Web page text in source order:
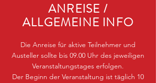
ANREISE /
ALLGEMEINE INFO
Die Anreise für aktive Teilnehmer und
Austeller sollte bis 09.00 Uhr des jeweiligen
Veranstaltungstages erfolgen.
Der Beginn der Veranstaltung ist täglich 10